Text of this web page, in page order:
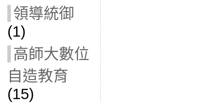
領導統御
(1)
高師大數位
自造教育
(15)